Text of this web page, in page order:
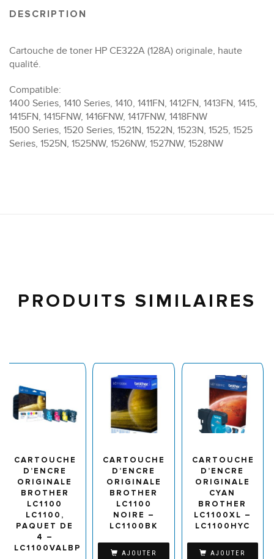
DESCRIPTION
Cartouche de toner HP CE322A (128A) originale, haute
qualité.
Compatible:
1400 Series, 1410 Series, 1410, 1411FN, 1412FN, 1413FN, 1415,
1415FN, 1415FNW, 1416FNW, 1417FNW, 1418FNW
1500 Series, 1520 Series, 1521N, 1522N, 1523N, 1525, 1525
Series, 1525N, 1525NW, 1526NW, 1527NW, 1528NW
PRODUITS SIMILAIRES
CARTOUCHE
D’ENCRE
ORIGINALE
BROTHER
LC1100
LC1100,
PAQUET DE
4 –
LC1100VALBP
CARTOUCHE
D’ENCRE
ORIGINALE
BROTHER
LC1100
NOIRE –
LC1100BK
AJOUTER
CARTOUCHE
D’ENCRE
ORIGINALE
CYAN
BROTHER
LC1100XL –
LC1100HYC
AJOUTER